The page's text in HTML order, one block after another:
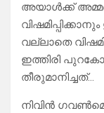
അയാൾക്ക്
വല്ലാതെ
ഇത്തിരി
തീരുമാനിച്ചത്…
നിവിൻ